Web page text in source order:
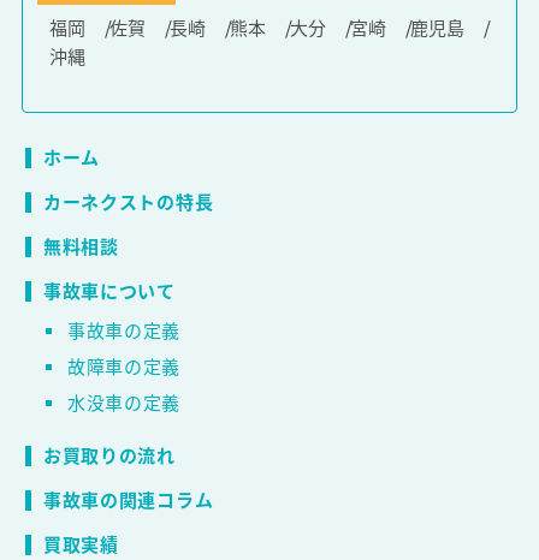
福岡
佐賀 長崎 熊本 大分 宮崎
鹿児島
沖縄
ホーム
カーネクストの特長
無料相談
事故車について
事故車の定義
故障車の定義
水没車の定義
お買取りの流れ
事故車の関連コラム
買取実績